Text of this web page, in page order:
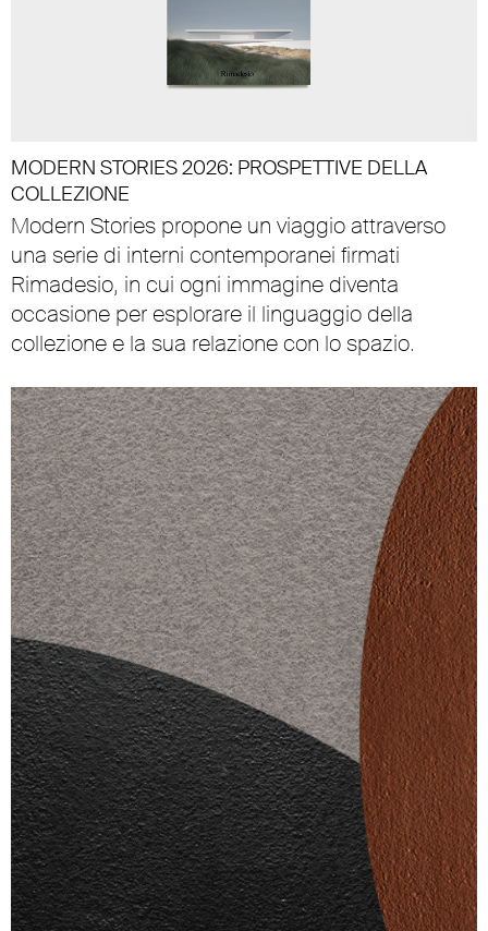
MODERN STORIES 2026: PROSPETTIVE DELLA
COLLEZIONE
Modern Stories propone un viaggio attraverso
una serie di interni contemporanei firmati
Rimadesio, in cui ogni immagine diventa
occasione per esplorare il linguaggio della
collezione e la sua relazione con lo spazio.